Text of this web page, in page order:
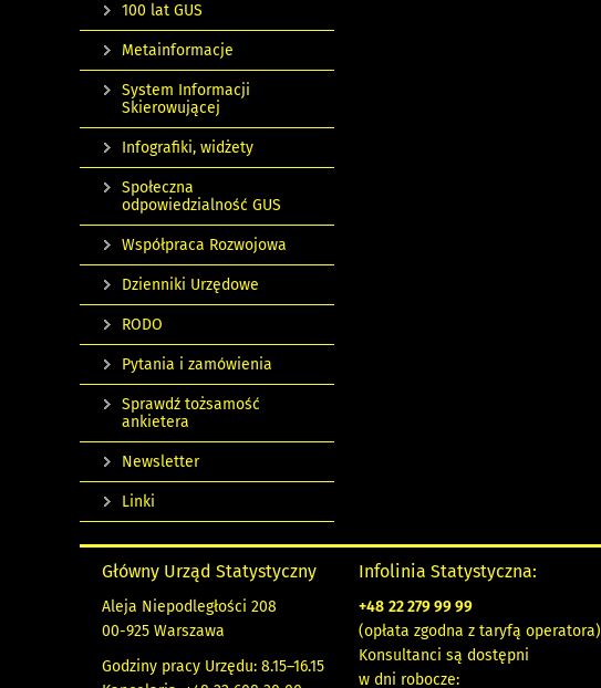
100 lat GUS
Metainformacje
System Informacji
Skierowującej
Infografiki, widżety
Społeczna
odpowiedzialność GUS
Współpraca Rozwojowa
Dzienniki Urzędowe
RODO
Pytania i zamówienia
Sprawdź tożsamość
ankietera
Newsletter
Linki
Główny Urząd Statystyczny
Aleja Niepodległości 208
00-925 Warszawa
Godziny pracy Urzędu: 8.15–16.15
Infolinia Statystyczna:
+48 22 279 99 99
(opłata zgodna z taryfą operatora)
Konsultanci są dostępni
w dni robocze: